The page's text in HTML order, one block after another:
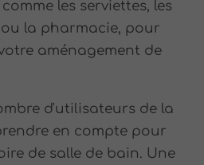
les serviettes, les
la pharmacie, pour
aménagement de
d'utilisateurs de la
en compte pour
de salle de bain. Une